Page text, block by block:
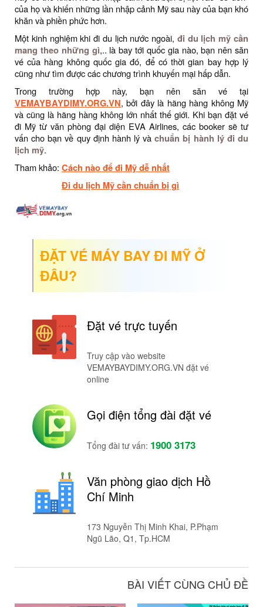
của họ và khiến những lần nhập cảnh Mỹ sau này của bạn khó
khăn và phiền phức hơn.
Một kinh nghiệm khi đi du lịch nước ngoài, đi du lịch mỹ cần
mang theo những gì,.. là bay tới quốc gia nào, bạn nên săn
vé của hàng không quốc gia đó, để có thời gian bay hợp lý
cũng như tìm được các chương trình khuyến mại hấp dẫn.
Trong trường hợp này, bạn nên săn vé tại
VEMAYBAYDIMY.ORG.VN, bởi đây là hãng hàng không Mỹ
và cũng là hãng hàng không lớn nhất thế giới. Khi bạn đặt vé
đi Mỹ từ văn phòng đại diện EVA Airlines, các booker sẽ tư
vấn cho bạn về quy định hành lý vàchuẩn bị hành lý đi du
lịch mỹ.
Tham khảo: Cách nào để đi Mỹ dễ nhất
Đi du lịch Mỹ cần chuẩn bị gì
ĐẶT VÉ MÁY BAY ĐI MỸ Ở
ĐÂU?
Đặt vé trực tuyến
Truy cập vào website
VEMAYBAYDIMY.ORG.VN đặt vé
online
Gọi điện tổng đài đặt vé
Tổng đài tư vấn: 1900 3173
Văn phòng giao dịch Hồ
Chí Minh
173 Nguyễn Thị Minh Khai, P.Phạm
Ngũ Lão, Q1, Tp.HCM
BÀI VIẾT CÙNG CHỦ ĐỀ